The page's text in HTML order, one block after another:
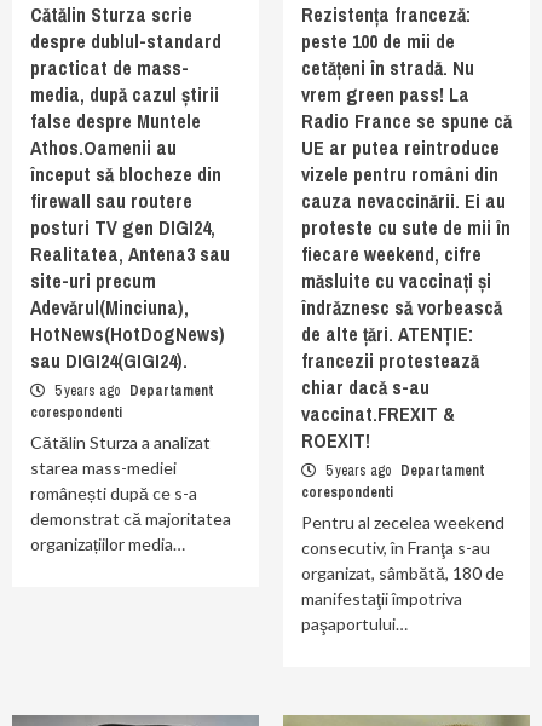
Cătălin Sturza scrie
despre dublul-standard
practicat de mass-
media, după cazul știrii
false despre Muntele
Athos.Oamenii au
început să blocheze din
firewall sau routere
posturi TV gen DIGI24,
Realitatea, Antena3 sau
site-uri precum
Adevărul(Minciuna),
HotNews(HotDogNews)
sau DIGI24(GIGI24).
5 years ago Departament
corespondenti
Cătălin Sturza a analizat
starea mass-mediei
românești după ce s-a
demonstrat că majoritatea
organizațiilor media…
Rezistența franceză:
peste 100 de mii de
cetățeni în stradă. Nu
vrem green pass! La
Radio France se spune că
UE ar putea reintroduce
vizele pentru români din
cauza nevaccinării. Ei au
proteste cu sute de mii în
fiecare weekend, cifre
măsluite cu vaccinați și
îndrăznesc să vorbească
de alte țări. ATENȚIE:
francezii protestează
chiar dacă s-au
vaccinat.FREXIT &
ROEXIT!
5 years ago Departament
corespondenti
Pentru al zecelea weekend
consecutiv, în Franţa s-au
organizat, sâmbătă, 180 de
manifestaţii împotriva
paşaportului…